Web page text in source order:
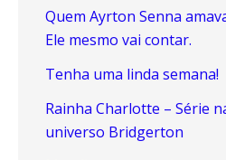
Quem Ayrton Senna
Ele mesmo vai contar.
Tenha uma linda semana!
Rainha Charlotte – Série
universo Bridgerton